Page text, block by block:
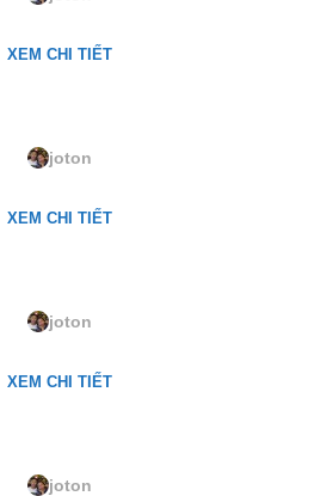
XEM CHI TIẾT
joton
XEM CHI TIẾT
joton
XEM CHI TIẾT
joton